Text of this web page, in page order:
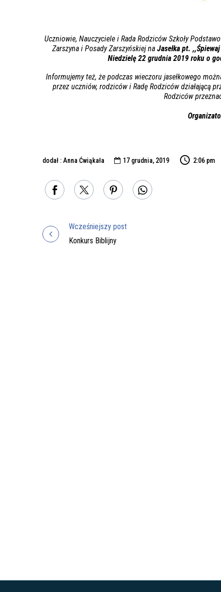
Uczniowie, Nauczyciele i Rada Rodziców Szkoły
Zarszyna i Posady Zarszyńskiej na Jasełka pt.
Niedzielę 22 grudnia 2019 roku o
Informujemy też, że podczas wieczoru jasełkowego
przez uczniów, rodziców i Radę Rodziców działającą
Rodziców
dodał : Anna Ćwiąkała  17 grudnia, 2019 2:06 pm
Nawigacja
Wcześniejszy post
Konkurs Biblijny